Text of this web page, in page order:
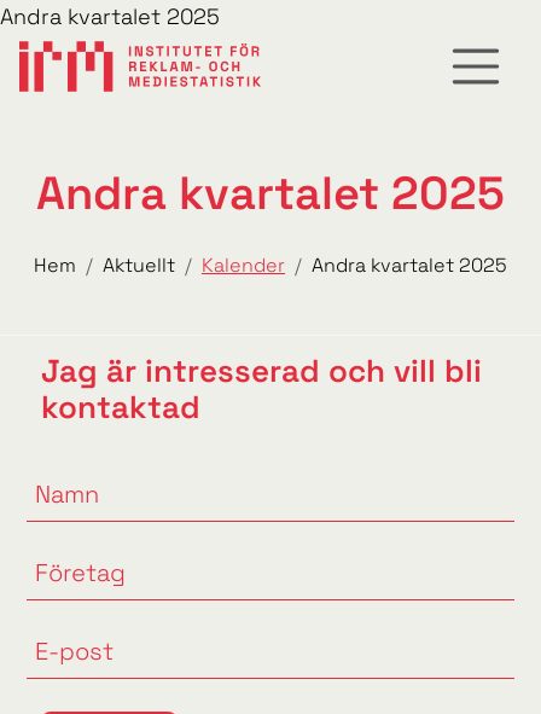
Andra kvartalet 2025
Andra kvartalet 2025
Hem Aktuellt Kalender Andra kvartalet 2025
Jag är intresserad och vill bli
kontaktad